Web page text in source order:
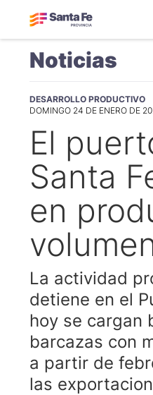
Noticias
DESARROLLO PRODUCTIVO
DOMINGO 24 DE ENERO DE
El
Santa
en
La actividad
detiene en el
hoy se cargan
barcazas con
a partir de
las